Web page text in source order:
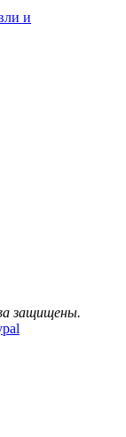
и
защищены.